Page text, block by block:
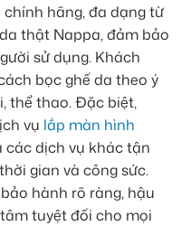
hãng, đa dạng từ
thật Nappa, đảm bảo
sử dụng. Khách
bọc ghế da theo ý
thể thao. Đặc biệt,
vụ lắp màn hình
các dịch vụ khác tận
gian và công sức.
hành rõ ràng, hậu
tuyệt đối cho mọi